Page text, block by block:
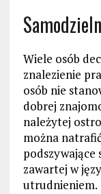
Wiele osób
znalezienie
osób nie
dobrej
należytej
można
podszywające
zawartej w
utrudnieniem.